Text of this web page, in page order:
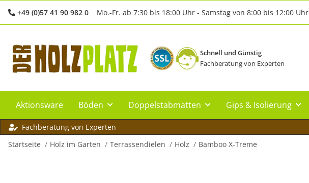
+49 (0)57 41 90 982 0 Mo.-Fr. ab 7:30 bis 18:00 Uhr - Samstag von 8:00 bis 12:00 Uhr
Schnell und Günstig
Fachberatung von Experten
Aktionsware Böden Doppelstabmatten Gips & Isolierung
Fachberatung von Experten
Startseite
Holz im Garten Terrassendielen Holz Bamboo X-Treme